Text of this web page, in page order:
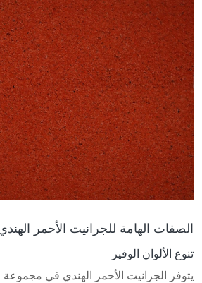
الصفات الهامة للجرانيت الأحمر
تنوع الألوان الوفير
يتوفر الجرانيت الأحمر الهندي في مجموعة